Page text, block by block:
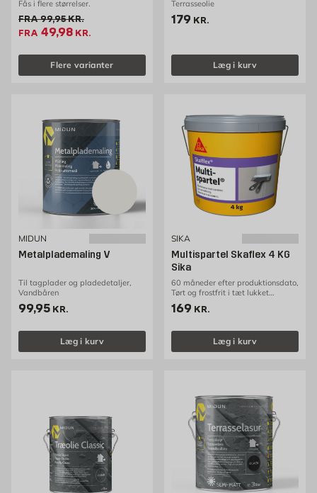
Fås i flere størrelser.
FRAGammel pris 99.95 kr. /stk
99,95KR.
FRA Tilbudspris 49.98 kr. /stk
49,98 KR.
Flere varianter
Terrasseolie
Pris 179 kr. /stk
179 KR.
Læg i kurv
MIDUN
Metalplademaling V
Til tagplader og pladedetaljer,
Vandbåren
Pris 99.95 kr. /stk
99,95 KR.
Læg i kurv
SIKA
Multispartel Skaflex 4 KG
Sika
60 måneder efter produktionsdato,
Tørt og frostfrit i tæt lukket
emballage
Pris 169 kr. /stk
169 KR.
Læg i kurv